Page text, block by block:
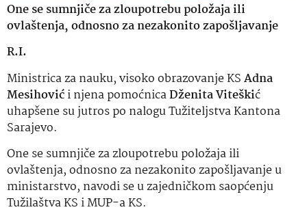
One se sumnjiče za zloupotrebu položaja ili
ovlaštenja, odnosno za nezakonito zapošljavanje
R.I.
Ministrica za nauku, visoko obrazovanje KSAdna
Mesihovići njena pomoćnicaDženita Viteškić
uhapšene su jutros po nalogu Tužiteljstva Kantona
Sarajevo.
One se sumnjiče za zloupotrebu položaja ili
ovlaštenja, odnosno za nezakonito zapošljavanje u
ministarstvo, navodi se u zajedničkom saopćenju
Tužilaštva KS i MUP-a KS.